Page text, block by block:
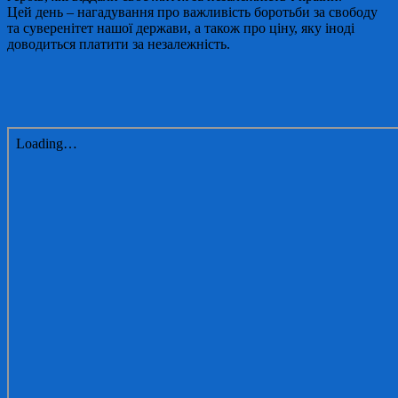
Цей день – нагадування про важливість боротьби за свободу
та суверенітет нашої держави, а також про ціну, яку іноді
доводиться платити за незалежність.